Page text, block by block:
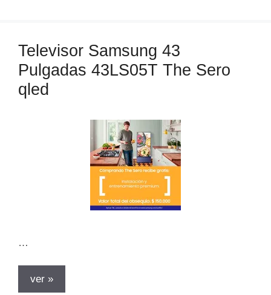
r
í
a
Televisor Samsung 43
Pulgadas 43LS05T The Sero
qled
…
ver »